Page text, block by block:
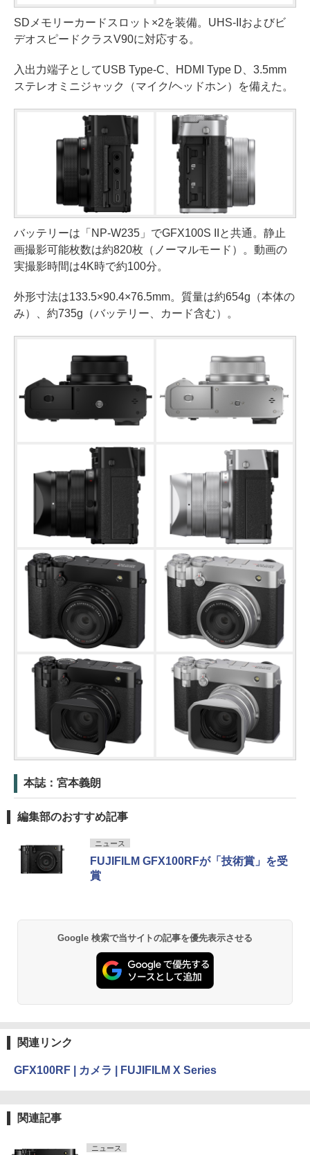
SDメモリーカードスロット×2を装備。UHS-IIおよびビ
デオスピードクラスV90に対応する。
入出力端子としてUSB Type-C、HDMI Type D、3.5mm
ステレオミニジャック（マイク/ヘッドホン）を備えた。
バッテリーは「NP-W235」でGFX100S IIと共通。静止
画撮影可能枚数は約820枚（ノーマルモード）。動画の
実撮影時間は4K時で約100分。
外形寸法は133.5×90.4×76.5mm。質量は約654g（本体の
み）、約735g（バッテリー、カード含む）。
本誌：宮本義朗
編集部のおすすめ記事
ニュース
FUJIFILM GFX100RFが「技術賞」を受
賞
Google 検索で当サイトの記事を優先表示させる
関連リンク
GFX100RF | カメラ | FUJIFILM X Series
関連記事
ニュース